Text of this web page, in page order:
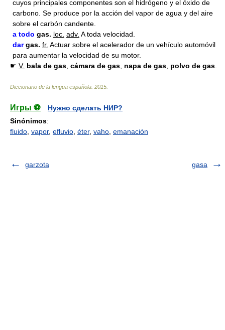
cuyos principales componentes son el hidrógeno y el óxido de
carbono. Se produce por la acción del vapor de agua y del aire
sobre el carbón candente.
a todo gas. loc. adv. A toda velocidad.
dar gas. fr. Actuar sobre el acelerador de un vehículo automóvil
para aumentar la velocidad de su motor.
☛ V. bala de gas cámara de gas napa de gas polvo de gas
Diccionario de la lengua española 2015
Игры ⚽
Нужно сделать НИР?
Sinónimos:
fluido vapor, efluvio éter, vaho emanación
garzota gasa